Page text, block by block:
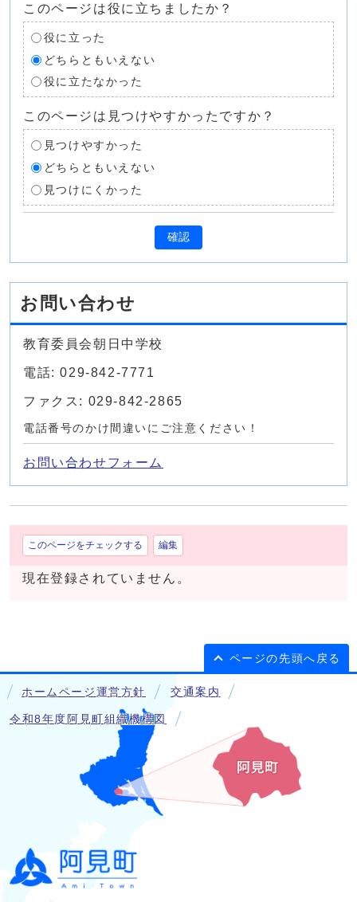
このページは役に立ちましたか？
役に立った
どちらともいえない
役に立たなかった
このページは見つけやすかったですか？
見つけやすかった
どちらともいえない
見つけにくかった
確認
お問い合わせ
教育委員会朝日中学校
電話: 029-842-7771
ファクス: 029-842-2865
電話番号のかけ間違いにご注意ください！
お問い合わせフォーム
このページをチェックする 編集
現在登録されていません。
ページの先頭へ戻る
ホームページ運営方針 交通案内
令和8年度阿見町組織機構図